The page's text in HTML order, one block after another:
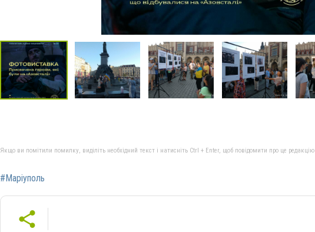
Якщо ви помітили помилку, виділіть необхідний текст і натисніть Ctrl + Enter, щоб повідомити про це редакцію
#Маріуполь